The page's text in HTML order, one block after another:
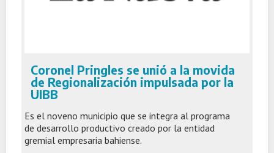
Coronel Pringles se unió a la movida
de Regionalización impulsada por la
UIBB
Es el noveno municipio que se integra al programa
de desarrollo productivo creado por la entidad
gremial empresaria bahiense.